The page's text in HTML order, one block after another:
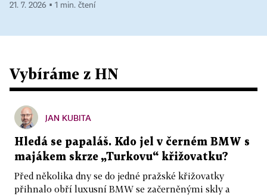
21. 7. 2026 ▪ 1 min. čtení
Vybíráme z HN
JAN KUBITA
Hledá se papaláš. Kdo jel v černém BMW s
majákem skrze „Turkovu“ křižovatku?
Před několika dny se do jedné pražské křižovatky
přihnalo obří luxusní BMW se začerněnými skly a